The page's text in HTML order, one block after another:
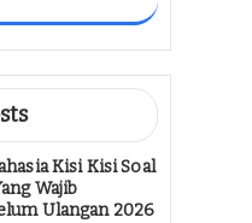
Kisi Kisi Soal
Wajib
Ulangan 2026